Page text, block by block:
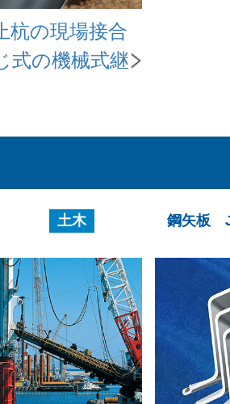
杭の現場接合
式の機械式継
土木 鋼矢板